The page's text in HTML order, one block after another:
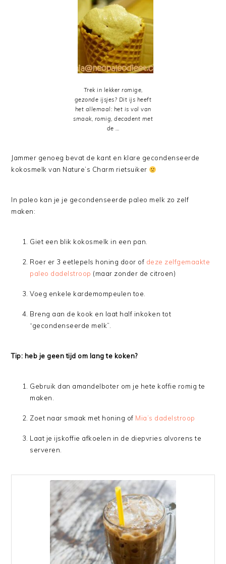
Trek in lekker romige,
gezonde ijsjes? Dit ijs heeft
het allemaal: het is vol van
smaak, romig, decadent met
de …
Jammer genoeg bevat de kant en klare gecondenseerde
kokosmelk van Nature’s Charm rietsuiker
In paleo kan je je gecondenseerde paleo melk zo zelf
maken:
Giet een blik kokosmelk in een pan.
Roer er 3 eetlepels honing door of deze zelfgemaakte
paleo dadelstroop (maar zonder de citroen)
Voeg enkele kardemompeulen toe.
Breng aan de kook en laat half inkoken tot
“gecondenseerde melk”.
Tip: heb je geen tijd om lang te koken?
Gebruik dan amandelboter om je hete koffie romig te
maken.
Zoet naar smaak met honing of Mia’s dadelstroop
Laat je ijskoffie afkoelen in de diepvries alvorens te
serveren.